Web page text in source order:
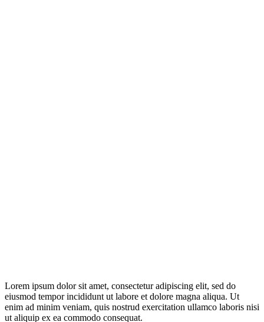
Lorem ipsum dolor sit amet, consectetur adipiscing elit, sed do
eiusmod tempor incididunt ut labore et dolore magna aliqua. Ut
enim ad minim veniam, quis nostrud exercitation ullamco laboris nisi
ut aliquip ex ea commodo consequat.